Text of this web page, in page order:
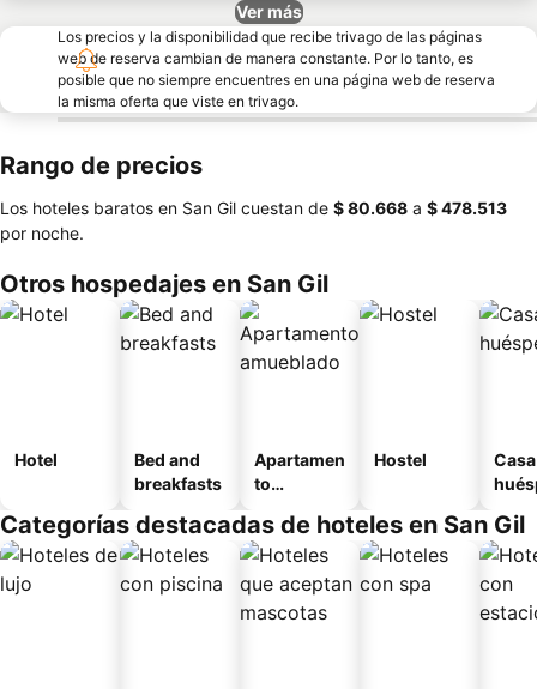
Ver más
Los precios y la disponibilidad que recibe trivago de las páginas
web de reserva cambian de manera constante. Por lo tanto, es
posible que no siempre encuentres en una página web de reserva
la misma oferta que viste en trivago.
Rango de precios
Los hoteles baratos en San Gil cuestan de ‎$ 80.668 a ‎$ 478.513
por noche.
Otros hospedajes en San Gil
Hotel
Bed and
breakfasts
Apartamen
to
o
Hostel
Categorías destacadas de hoteles en San Gil